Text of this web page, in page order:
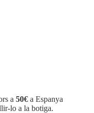
a 50€ a Espanya
lo a la botiga.